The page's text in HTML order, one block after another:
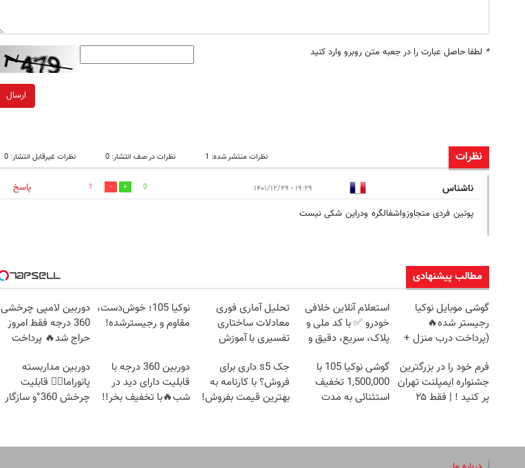
* لطفا حاصل عبارت را در جعبه متن روبرو وارد کنید
ارسال
نظرات نظرات منتشر شده: 1 نظرات در صف انتشار: 0 نظرات غیرقابل انتشار: 0
ناشناس ۱۹:۲۹ - ۱۴۰۱/۱۲/۲۹ 0
1
پاسخ
پوتین فردی متجاوزواشغالگره ودراین شکی نیست
مطالب پیشنهادی
گوشی موبایل نوکیا
رجیستر شده🔥
(پرداخت درب منزل +
استعلام آنلاین خلافی
خودرو ✅ با کد ملی و
پلاک، سریع، دقیق و
تحلیل آماری فوری
معادلات ساختاری
تفسیری با آموزش
نوکیا 105؛ خوش‌دست،
مقاوم و رجیسترشده!
دوربین لامپی چرخشی
360 درجه فقط امروز
حراج شد🔥 پرداخت
فرم خود را در بزرگترین
جشنواره ایمپلنت تهران
پر کنید ! | فقط ۲۵
گوشی نوکیا 105 با
1,500,000 تخفیف
استثنائی به مدت
جک s5 داری برای
فروش؟ با کارنامه به
بهترین قیمت بفروش!
دوربین 360 درجه با
قابلیت دارای دید در
شب🔥با تخفیف بخر!!
دوربین مداربسته
پانوراما👈🏻 قابلیت
چرخش 360°و سازگار